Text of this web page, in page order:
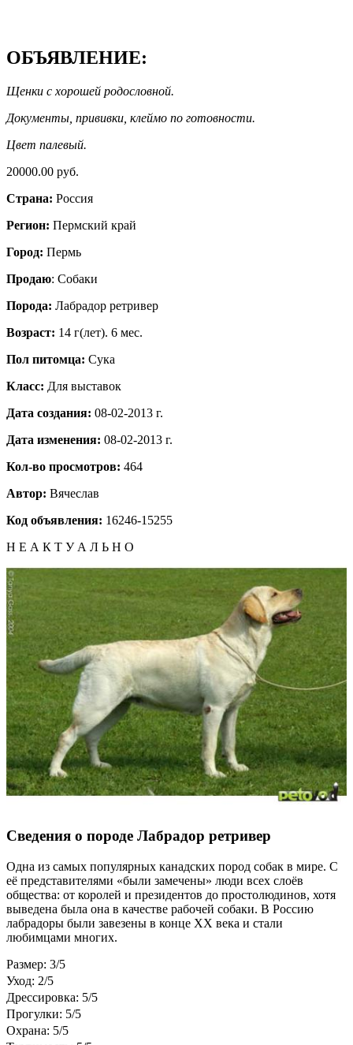
ОБЪЯВЛЕНИЕ:
Щенки с хорошей родословной.
Документы, прививки, клеймо по готовности.
Цвет палевый.
20000.00 руб.
Страна: Россия
Регион: Пермский край
Город: Пермь
Продаю: Собаки
Порода: Лабрадор ретривер
Возраст: 14 г(лет). 6 мес.
Пол питомца: Сука
Класс: Для выставок
Дата создания: 08-02-2013 г.
Дата изменения: 08-02-2013 г.
Кол-во просмотров: 464
Автор: Вячеслав
Код объявления: 16246-15255
Н Е А К Т У А Л Ь Н О
Сведения о породе Лабрадор ретривер
Одна из самых популярных канадских пород собак в мире. С
её представителями «были замечены» люди всех слоёв
общества: от королей и президентов до простолюдинов, хотя
выведена была она в качестве рабочей собаки. В Россию
лабрадоры были завезены в конце ХХ века и стали
любимцами многих.
Размер: 3/5
Уход: 2/5
Дрессировка: 5/5
Прогулки: 5/5
Охрана: 5/5